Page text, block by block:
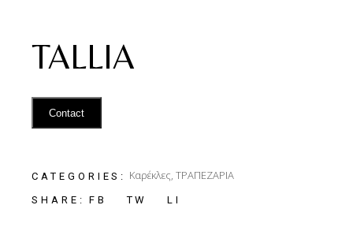
TALLIA
Contact
CATEGORIES: Καρέκλες,ΤΡΑΠΕΖΑΡΙΑ
SHARE: FB TW LI